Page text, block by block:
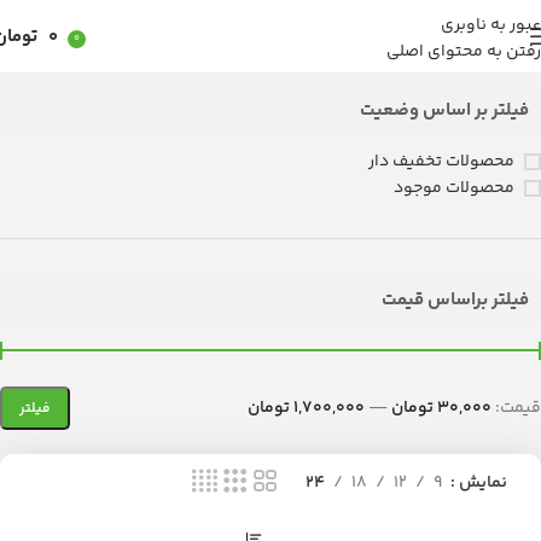
عبور به ناوبری
رفتن به محتوای اصلی
0
0
فیلتر بر اساس وضعیت
محصولات تخفیف دار
محصولات موجود
فیلتر براساس قیمت
فیلتر قیمت: 30,000 تومان — 1,700,000 تومان
نمایش 9
12
18
24